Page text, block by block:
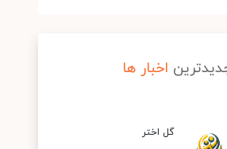
اخبار ها
گل اختر